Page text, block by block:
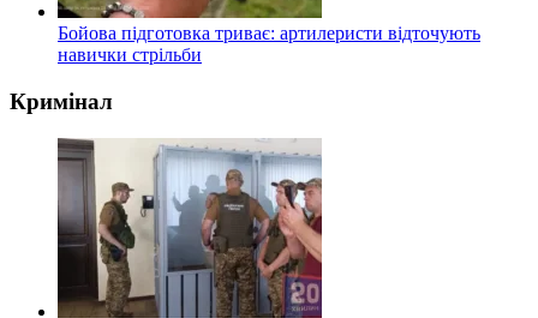
Бойова підготовка триває: артилеристи відточують
навички стрільби
Кримінал